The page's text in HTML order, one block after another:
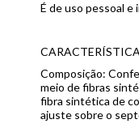
É de uso pessoal
Composição:
meio de fibras
fibra sintética de
ajuste sobre o